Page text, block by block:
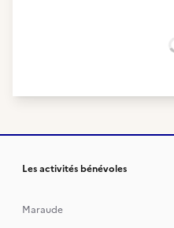
Les activités bénévoles
Maraude